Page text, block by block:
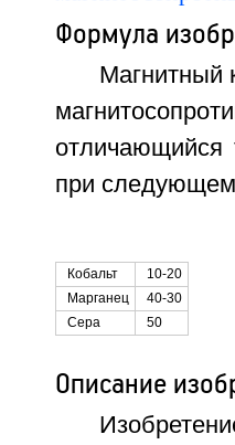
Формула
Магнитный
отличающийся
при
Кобальт
10-20
Марганец
40-30
Сера
50
Описание